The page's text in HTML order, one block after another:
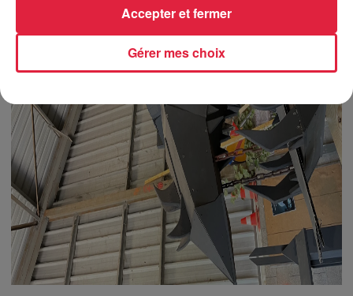
Gérer mes choix
Accepter et fermer